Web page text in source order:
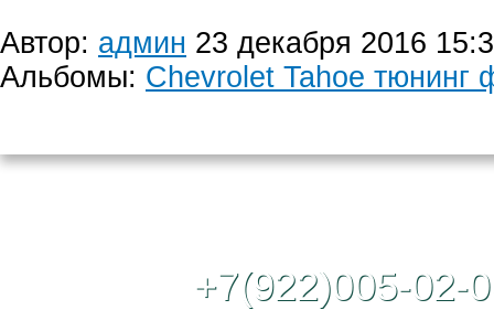
Автор: админ 23 декабря 2016
Альбомы: Chevrolet Tahoe тюнинг
+7(922)005-02-